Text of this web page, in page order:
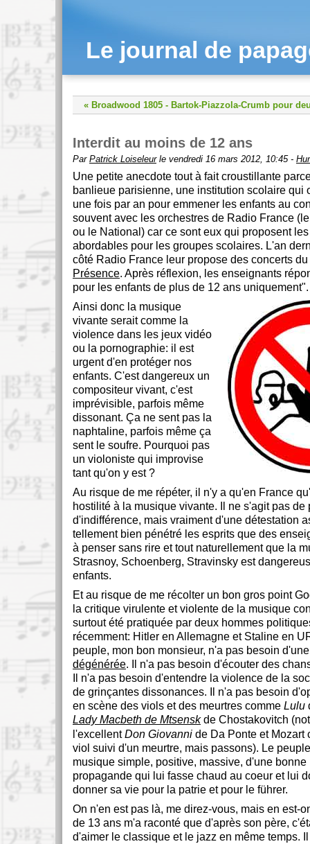
Le journal de
« Broadwood 1805 - Bartok-Piazzola-Crumb pour
Interdit au moins de 12 ans
Par Patrick Loiseleurle vendredi 16 mars 2012, 10:45 -
Une petite anecdote tout à fait croustillante
banlieue parisienne, une institution scolaire qui
une fois par an pour emmener les enfants au
souvent avec les orchestres de Radio France
ou le National) car ce sont eux qui proposent
abordables pour les groupes scolaires. L'an
côté Radio France leur propose des concerts du
Présence. Après réflexion, les enseignants
pour les enfants de plus de 12 ans uniquement".
Ainsi donc la musique
vivante serait comme la
violence dans les jeux vidéo
ou la pornographie: il est
urgent d'en protéger nos
enfants. C'est dangereux un
compositeur vivant, c'est
imprévisible, parfois même
dissonant. Ça ne sent pas la
naphtaline, parfois même ça
sent le soufre. Pourquoi pas
un violoniste qui improvise
tant qu'on y est ?
Au risque de me répéter, il n'y a qu'en France
hostilité à la musique vivante. Il ne s'agit pas de
d'indifférence, mais vraiment d'une détestation
tellement bien pénétré les esprits que des
à penser sans rire et tout naturellement que la
Strasnoy, Schoenberg, Stravinsky est
enfants.
Et au risque de me récolter un bon gros point
la critique virulente et violente de la musique
surtout été pratiquée par deux hommes
récemment: Hitler en Allemagne et Staline en
peuple, mon bon monsieur, n'a pas besoin
dégénérée. Il n'a pas besoin d'écouter des
Il n'a pas besoin d'entendre la violence de la
de grinçantes dissonances. Il n'a pas besoin
en scène des viols et des meurtres comme Lulu
Lady Macbeth de Mtsenskde Chostakovitch
l'excellentDon Giovanni de Da Ponte et Mozart
viol suivi d'un meurtre, mais passons). Le
musique simple, positive, massive, d'une bonne
propagande qui lui fasse chaud au coeur et lui
donner sa vie pour la patrie et pour le führer.
On n'en est pas là, me direz-vous, mais en est-
de 13 ans m'a raconté que d'après son père,
d'aimer le classique et le jazz en même temps.